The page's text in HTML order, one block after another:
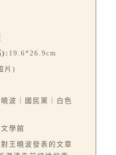
): 19.6*26.9cm
片)
波｜國民黨｜白色
學館
王曉波發表的文章